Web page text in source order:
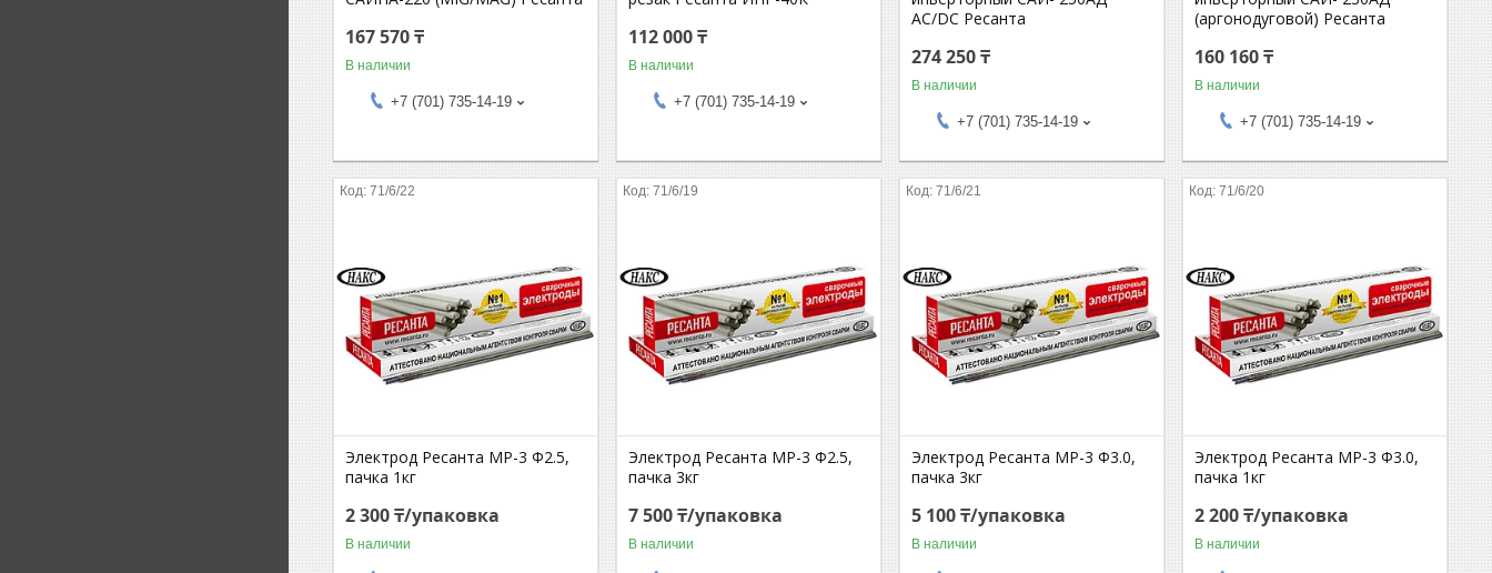
167 570 ₸
В наличии
+7 (701) 735-14-19
112 000 ₸
В наличии
+7 (701) 735-14-19
AC/DC Ресанта
274 250 ₸
В наличии
+7 (701) 735-14-19
(аргонодуговой) Ресанта
160 160 ₸
В наличии
+7 (701) 735-14-19
71/6/22
Электрод Ресанта МР-3 Ф2.5,
пачка 1кг
2 300 ₸/упаковка
В наличии
71/6/19
Электрод Ресанта МР-3 Ф2.5,
пачка 3кг
7 500 ₸/упаковка
В наличии
71/6/21
Электрод Ресанта МР-3 Ф3.0,
пачка 3кг
5 100 ₸/упаковка
В наличии
71/6/20
Электрод Ресанта МР-3 Ф3.0,
пачка 1кг
2 200 ₸/упаковка
В наличии